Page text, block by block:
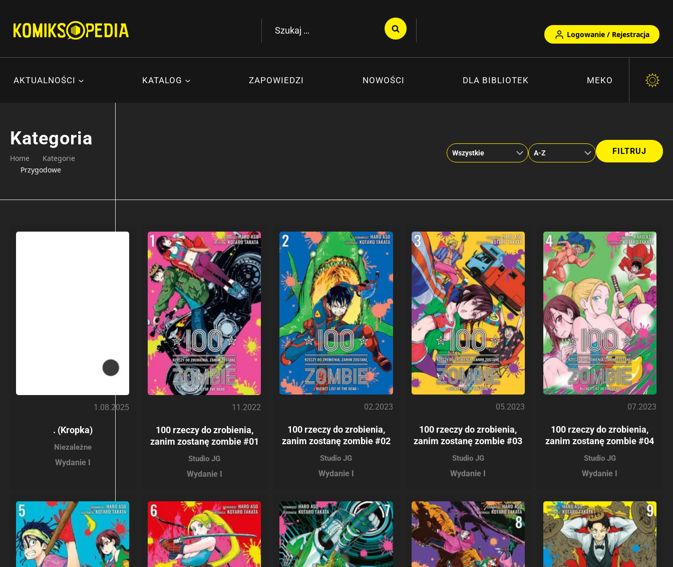
treści
Szukaj:
Logowanie / Rejestracja
AKTUALNOŚCI KATALOG ZAPOWIEDZI NOWOŚCI DLA BIBLIOTEK MEKO
Kategoria
Home
Kategorie
Przygodowe
1.08.2025
. (Kropka)
Niezależne
Wydanie I
11.2022
100 rzeczy do zrobienia,
zanim zostanę zombie #01
Studio JG
Wydanie I
02.2023
100 rzeczy do zrobienia,
zanim zostanę zombie #02
Studio JG
Wydanie I
05.2023
100 rzeczy do zrobienia,
zanim zostanę zombie #03
Studio JG
Wydanie I
07.2023
100 rzeczy do zrobienia,
zanim zostanę zombie #04
Studio JG
Wydanie I